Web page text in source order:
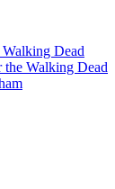
Dead
the Walking Dead